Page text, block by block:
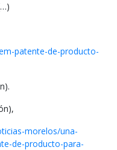
patente-de-producto-
morelos/una-
de-producto-para-